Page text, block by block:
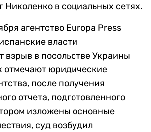
Николенко в социальных сетях.
агентство Europa Press
власти
взрыв в посольстве Украины
отмечают юридические
после получения
отчета, подготовленного
изложены основные
суд возбудил